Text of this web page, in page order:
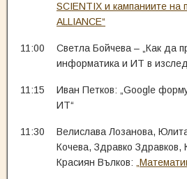
SCIENTIX и кампаниите на
ALLIANCE“
11:00
Светла Бойчева – „Как да
информатика и ИТ в
11:15
Иван Петков: „Google
ИТ“
11:30
Велислава Лозанова,
Кочева, Здравко Здравков,
Красиян Вълков: